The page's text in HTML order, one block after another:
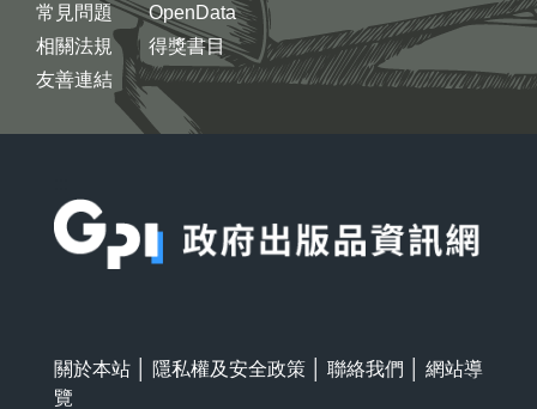
常見問題
相關法規
友善連結
OpenData
得獎書目
關於本站 隱私權及安全政策 聯絡我們
網站導
覽